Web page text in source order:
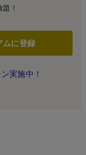
！
ムに登録
実施中！